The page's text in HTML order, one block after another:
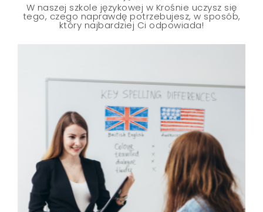
W naszej szkole językowej w Krośnie uczysz się
tego, czego naprawdę potrzebujesz, w sposób,
który najbardziej Ci odpowiada!